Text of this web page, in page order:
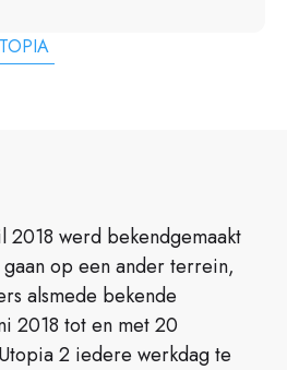
werd bekendgemaakt
op een ander terrein,
alsmede bekende
2018 tot en met 20
2 iedere werkdag te